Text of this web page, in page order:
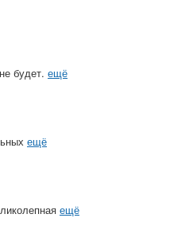
будет. ещё
ещё
ещё